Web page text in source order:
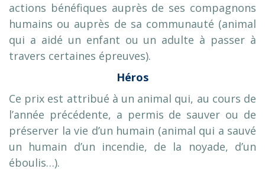
actions bénéfiques auprès de ses compagnons
humains ou auprès de sa communauté (animal
qui a aidé un enfant ou un adulte à passer à
travers certaines épreuves).
Héros
Ce prix est attribué à un animal qui, au cours de
l’année précédente, a permis de sauver ou de
préserver la vie d’un humain (animal qui a sauvé
un humain d’un incendie, de la noyade, d’un
éboulis…).